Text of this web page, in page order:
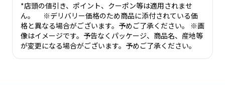
*店頭の値引き、ポイント、クーポン等は適用されませ
ん。 ※デリバリー価格のため商品に添付されている価
格と異なる場合がございます。予めご了承ください。 ※画
像はイメージです。予告なくパッケージ、商品名、産地等
が変更になる場合がございます。予めご了承ください。